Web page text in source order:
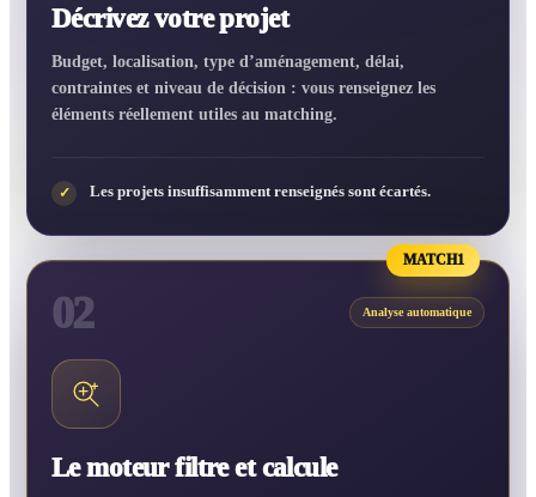
Décrivez votre projet
Budget, localisation, type d’aménagement, délai,
contraintes et niveau de décision : vous renseignez les
éléments réellement utiles au matching.
✓ Les projets insuffisamment renseignés sont écartés.
MATCH1
02 Analyse automatique
Le moteur filtre et calcule